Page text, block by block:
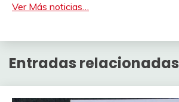
Ver Más noticias…
Entradas relacionadas